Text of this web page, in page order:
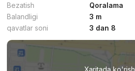
dan сўм/m²
Topshirildi 2020,Оксана
3-xonali kvartira, 64 m²
Bezatish
Qoralama
Balandligi
3 m
qavatlar soni
3 dan 8
Xaritada ko'rish